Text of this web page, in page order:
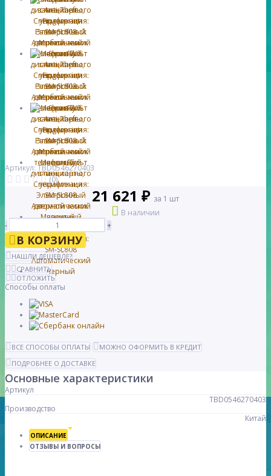
Артикул: TBD0546270403
(0)
21 621 ₽ за 1 шт
В наличии
-
+
В КОРЗИНУ
НАШЛИ ДЕШЕВЛЕ?
СРАВНИТЬ
ОТЛОЖИТЬ
Способы оплаты
ВСЕ СПОСОБЫ ОПЛАТЫ
МОЖНО ОФОРМИТЬ В КРЕДИТ
ПОДРОБНЕЕ О ДОСТАВКЕ
Основные характеристики
Артикул
TBD0546270403
Производство
Китай
ОПИСАНИЕ
ОТЗЫВЫ И ВОПРОСЫ